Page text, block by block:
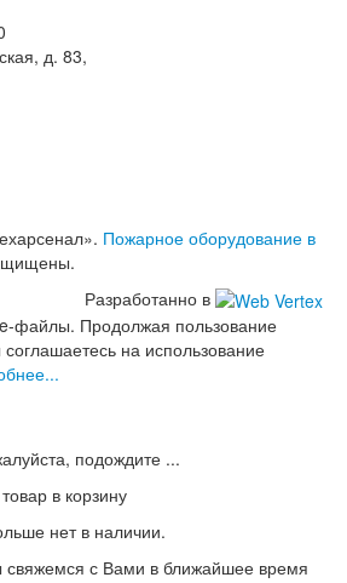
д. 83,
Пожарное оборудование в
Разработанно в
файлы. Продолжая пользование
на использование
подождите ...
в корзину
нет в наличии.
свяжемся с Вами в ближайшее время